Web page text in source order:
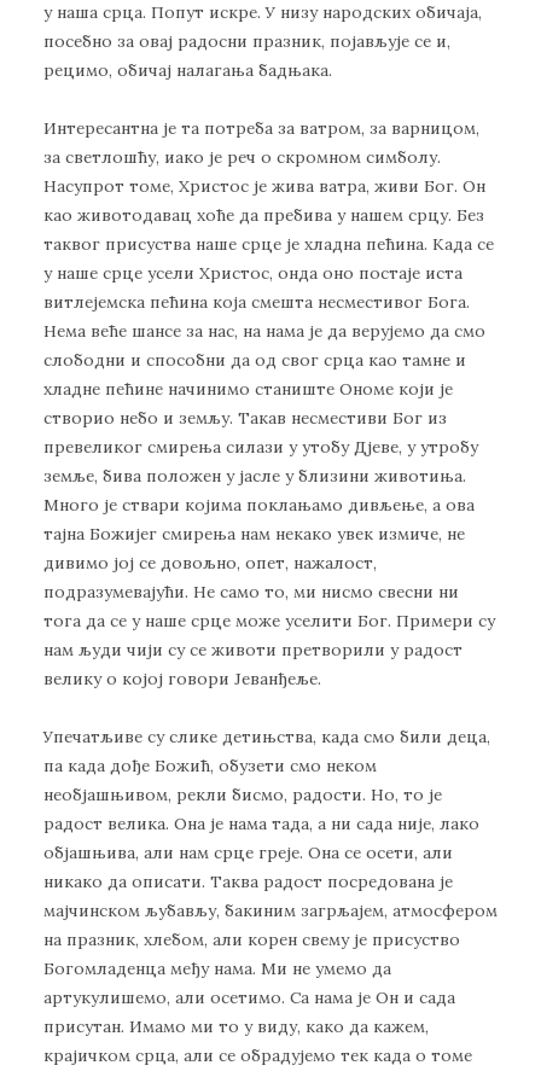
у наша срца. Попут искре. У низу народских обичаја,
посебно за овај радосни празник, појављује се и,
рецимо, обичај налагања бадњака.
Интересантна је та потреба за ватром, за варницом,
за светлошћу, иако је реч о скромном симболу.
Насупрот томе, Христос је жива ватра, живи Бог. Он
као животодавац хоће да пребива у нашем срцу. Без
таквог присуства наше срце је хладна пећина. Када се
у наше срце усели Христос, онда оно постаје иста
витлејемска пећина која смешта несместивог Бога.
Нема веће шансе за нас, на нама је да верујемо да смо
слободни и способни да од свог срца као тамне и
хладне пећине начинимо станиште Ономе који је
створио небо и земљу. Такав несместиви Бог из
превеликог смирења силази у утобу Дјеве, у утробу
земље, бива положен у јасле у близини животиња.
Много је ствари којима поклањамо дивљење, а ова
тајна Божијег смирења нам некако увек измиче, не
дивимо јој се довољно, опет, нажалост,
подразумевајући. Не само то, ми нисмо свесни ни
тога да се у наше срце може уселити Бог. Примери су
нам људи чији су се животи претворили у радост
велику о којој говори Јеванђеље.
Упечатљиве су слике детињства, када смо били деца,
па када дође Божић, обузети смо неком
необјашњивом, рекли бисмо, радости. Но, то је
радост велика. Она је нама тада, а ни сада није, лако
објашњива, али нам срце греје. Она се осети, али
никако да описати. Таква радост посредована је
мајчинском љубављу, бакиним загрљајем, атмосфером
на празник, хлебом, али корен свему је присуство
Богомладенца међу нама. Ми не умемо да
артукулишемо, али осетимо. Са нама је Он и сада
присутан. Имамо ми то у виду, како да кажем,
крајичком срца, али се обрадујемо тек када о томе